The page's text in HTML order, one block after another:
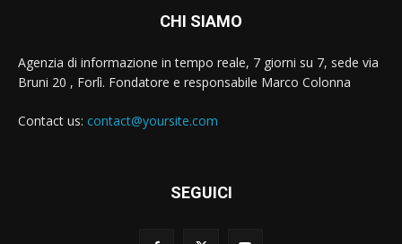
CHI SIAMO
Agenzia di informazione in tempo reale, 7 giorni su 7, sede via
Bruni 20 , Forlì. Fondatore e responsabile Marco Colonna
Contact us: contact@yoursite.com
SEGUICI